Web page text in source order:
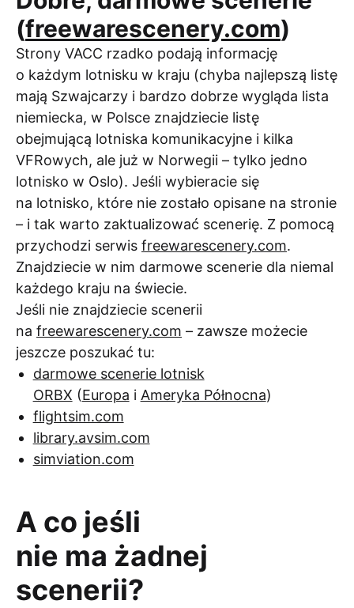
(freewarescenery.com)
Strony VACC rzadko podają informację
o każdym lotnisku w kraju (chyba najlepszą listę
mają Szwajcarzy i bardzo dobrze wygląda lista
niemiecka, w Polsce znajdziecie listę
obejmującą lotniska komunikacyjne i kilka
VFRowych, ale już w Norwegii – tylko jedno
lotnisko w Oslo). Jeśli wybieracie się
na lotnisko, które nie zostało opisane na stronie
– i tak warto zaktualizować scenerię. Z pomocą
przychodzi serwis freewarescenery.com.
Znajdziecie w nim darmowe scenerie dla niemal
każdego kraju na świecie.
Jeśli nie znajdziecie scenerii
na freewarescenery.com – zawsze możecie
jeszcze poszukać tu:
darmowe scenerie lotnisk
ORBX (Europa i Ameryka Północna)
flightsim.com
library.avsim.com
simviation.com
A co jeśli
nie ma żadnej
scenerii?